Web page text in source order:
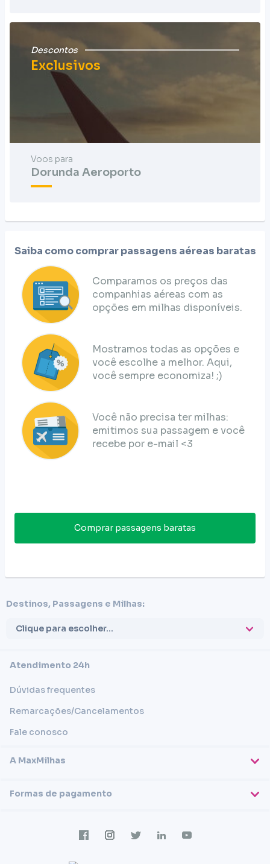
Descontos
Exclusivos
Voos para
Dorunda Aeroporto
Saiba como comprar passagens aéreas baratas
Comparamos os preços das
companhias aéreas com as
opções em milhas disponíveis.
Mostramos todas as opções e
você escolhe a melhor. Aqui,
você sempre economiza! ;)
Você não precisa ter milhas:
emitimos sua passagem e você
recebe por e-mail <3
Comprar passagens baratas
Destinos, Passagens e Milhas:
Clique para escolher...
A MaxMilhas
Atendimento 24h
Dúvidas frequentes
Remarcações/Cancelamentos
Fale conosco
Formas de pagamento